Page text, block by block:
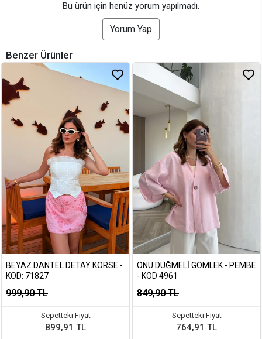
Bu ürün için henüz yorum yapılmadı.
Yorum Yap
Benzer Ürünler
BEYAZ DANTEL DETAY KORSE -
KOD: 71827
999,90 TL
Sepetteki Fiyat
899,91 TL
ÖNÜ DÜĞMELI GÖMLEK - PEMBE
- KOD 4961
849,90 TL
Sepetteki Fiyat
764,91 TL